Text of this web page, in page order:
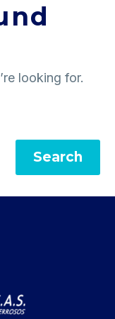
looking for.
Search